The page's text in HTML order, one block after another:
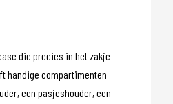
die precies in het zakje
handige compartimenten
een pasjeshouder, een